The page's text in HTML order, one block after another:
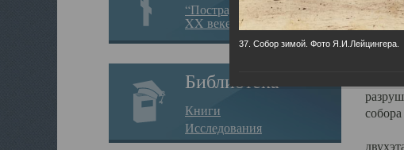
“Пострадавшие за веру в
XX веке на Севере”
Библиотека
Книги
Исследования
37. Собор зимой. Фото Я.И.Лейцингера.